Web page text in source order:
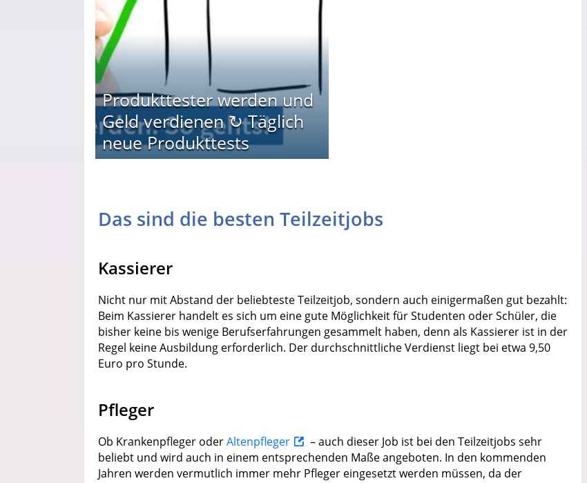
Produkttester werden und
Geld verdienen ↻ Täglich
neue Produkttests
Das sind die besten Teilzeitjobs
Kassierer
Nicht nur mit Abstand der beliebteste Teilzeitjob, sondern auch einigermaßen gut bezahlt:
Beim Kassierer handelt es sich um eine gute Möglichkeit für Studenten oder Schüler, die
bisher keine bis wenige Berufserfahrungen gesammelt haben, denn als Kassierer ist in der
Regel keine Ausbildung erforderlich. Der durchschnittliche Verdienst liegt bei etwa 9,50
Euro pro Stunde.
Pfleger
Ob Krankenpfleger oderAltenpfleger
– auch dieser Job ist bei den Teilzeitjobs sehr
beliebt und wird auch in einem entsprechenden Maße angeboten. In den kommenden
Jahren werden vermutlich immer mehr Pfleger eingesetzt werden müssen, da der
Produkttester werden und Geld